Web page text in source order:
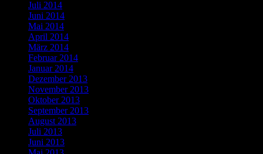
Juli 2014
Juni 2014
Mai 2014
April 2014
März 2014
Februar 2014
Januar 2014
Dezember 2013
November 2013
Oktober 2013
September 2013
August 2013
Juli 2013
Juni 2013